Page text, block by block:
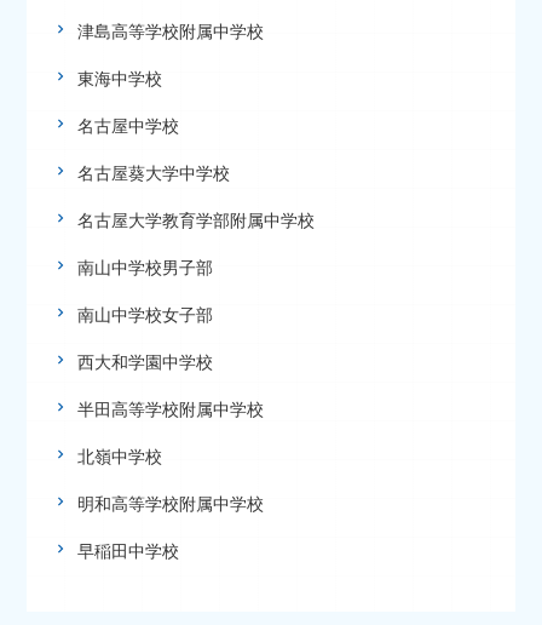
津島高等学校附属中学校
東海中学校
名古屋中学校
名古屋葵大学中学校
名古屋大学教育学部附属中学校
南山中学校男子部
南山中学校女子部
西大和学園中学校
半田高等学校附属中学校
北嶺中学校
明和高等学校附属中学校
早稲田中学校